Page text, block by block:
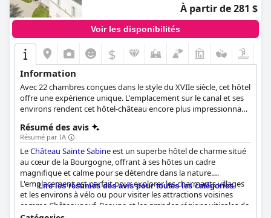
À partir de 281 $
Voir les disponibilités
$
Information
Avec 22 chambres conçues dans le style du XVIIe siècle, cet hôtel
offre une expérience unique. L'emplacement sur le canal et ses
environs rendent cet hôtel-château encore plus impressionnant.
avec des produits locaux, ainsi que d'une vue magnifique sur la
nature environnante et le village médiéval voisin depuis le
restaurant de l'hôtel.
Résumé des avis
Résumé par IA
LeChâteau Sainte Sabineest un superbe hôtel de charme situé
au cœur de la Bourgogne, offrant à ses hôtes un cadre
magnifique et calme pour se détendre dans la nature.
L'emplacement est parfait pour explorer les charmants villages
et les environs à vélo ou pour visiter les attractions voisines
comme Châteauneuf, Beaune et les grandes régions viticoles de
Lire les résumés des avis pour toutes les catégories